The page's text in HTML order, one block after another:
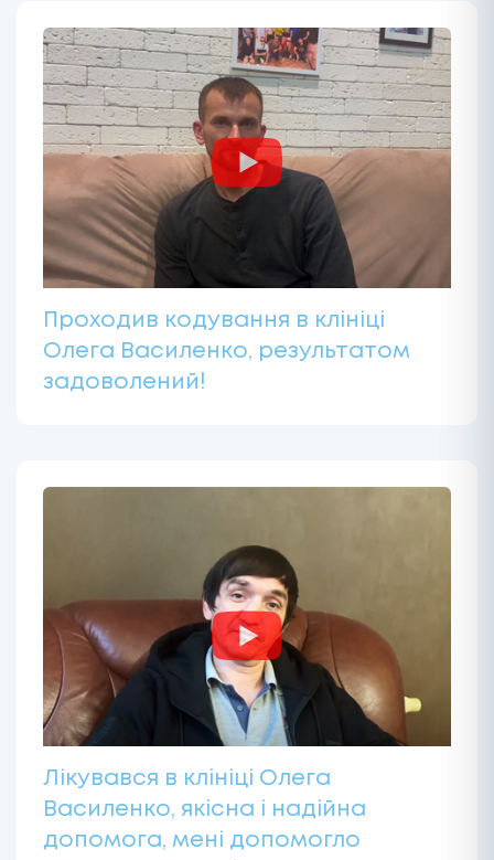
Проходив кодування в клініці
Олега Василенко, результатом
задоволений!
Лікувався в клініці Олега
Василенко, якісна і надійна
допомога, мені допомогло